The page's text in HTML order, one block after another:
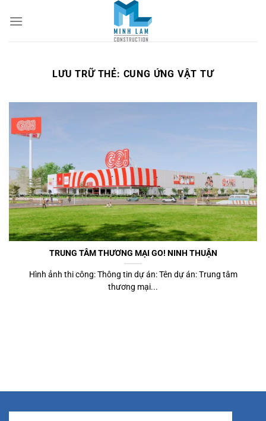
qua
LƯU TRỮ THẺ: CUNG ỨNG VẬT TƯ
TRUNG TÂM THƯƠNG MẠI GO! NINH THUẬN
Hình ảnh thi công: Thông tin dự án: Tên dự án: Trung tâm
thương mại...